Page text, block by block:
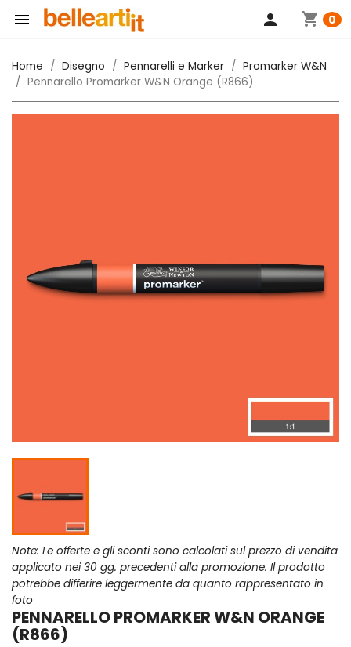
 shopping_cart 0
person
Home Disegno Pennarelli e Marker
Promarker W&N
Pennarello Promarker W&N Orange (R866)
Note: Le offerte e gli sconti sono calcolati sul prezzo di vendita
applicato nei 30 gg. precedenti alla promozione. Il prodotto
potrebbe differire leggermente da quanto rappresentato in
foto
PENNARELLO PROMARKER W&N ORANGE
(R866)